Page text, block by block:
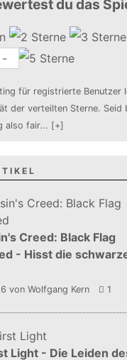
du das
-
für registrierte Benutzer
der verteilten Sterne. Seid
also fair... [+]
Creed: Black Flag
- Hisst die
von Wolfgang Kern 1
Light - Die Leiden